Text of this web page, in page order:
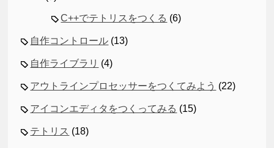
C++でテトリスをつくる (6)
自作コントロール (13)
自作ライブラリ (4)
アウトラインプロセッサーをつくてみよう (22)
アイコンエディタをつくってみる (15)
テトリス (18)